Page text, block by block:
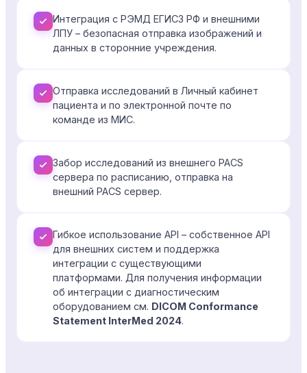
Интеграция с РЭМД ЕГИСЗ РФ и внешними
ЛПУ – безопасная отправка изображений и
данных в сторонние учреждения.
Отправка исследований в Личный кабинет
пациента и по электронной почте по
команде из МИС.
Забор исследований из внешнего PACS
сервера по расписанию, отправка на
внешний PACS сервер.
Гибкое использование API – собственное API
для внешних систем и поддержка
интеграции с существующими
платформами. Для получения информации
об интеграции с диагностическим
оборудованием см. DICOM Conformance
Statement InterMed 2024.